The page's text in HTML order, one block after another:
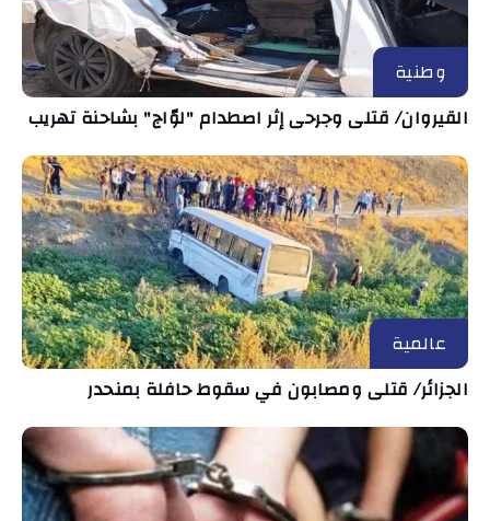
وطنية
القيروان/ قتلى وجرحى إثر اصطدام "لوّاج" بشاحنة تهريب
عالمية
الجزائر/ قتلى ومصابون في سقوط حافلة بمنحدر